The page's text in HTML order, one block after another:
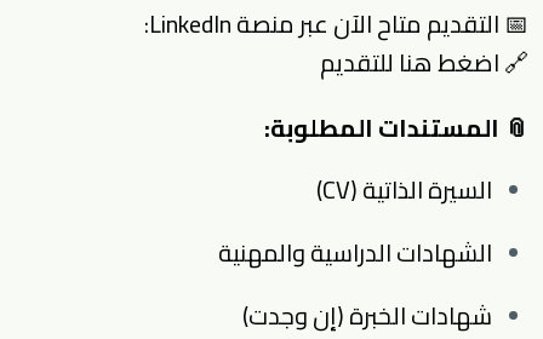
📅 التقديم متاح الآن عبر منصة LinkedIn:
🔗اضغط هنا للتقديم
📎 المستندات المطلوبة:
السيرة الذاتية (CV)
الشهادات الدراسية والمهنية
شهادات الخبرة (إن وجدت)